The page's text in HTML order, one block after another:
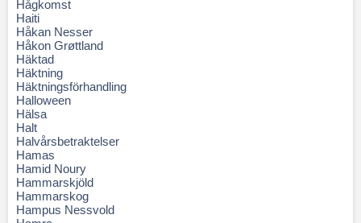
Hågkomst
Haiti
Håkan Nesser
Håkon Grøttland
Häktad
Häktning
Häktningsförhandling
Halloween
Hälsa
Halt
Halvårsbetraktelser
Hamas
Hamid Noury
Hammarskjöld
Hammarskog
Hampus Nessvold